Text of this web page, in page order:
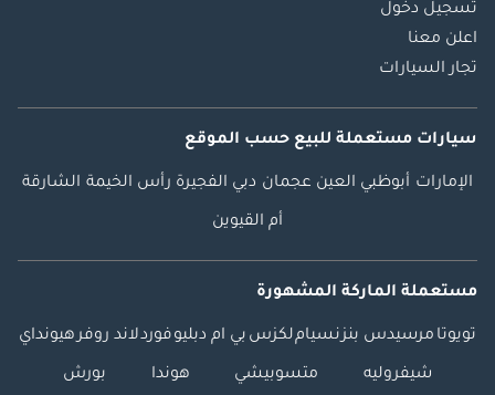
تسجيل دخول
اعلن معنا
تجار السيارات
سيارات مستعملة للبيع حسب الموقع
الإمارات أبوظبي العين عجمان دبي الفجيرة رأس الخيمة الشارقة
أم القيوين
مستعملة الماركة المشهورة
تويوتا مرسيدس بنزنسياملكزس بي ام دبليوفوردلاند روفرهيونداي
شيفروليه متسوبيشي هوندا بورش